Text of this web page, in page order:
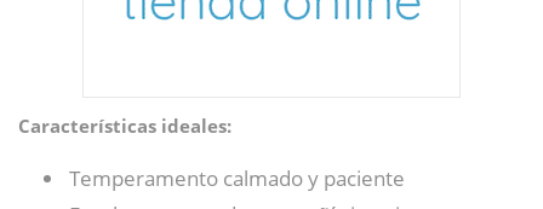
Características ideales:
Temperamento calmado y paciente